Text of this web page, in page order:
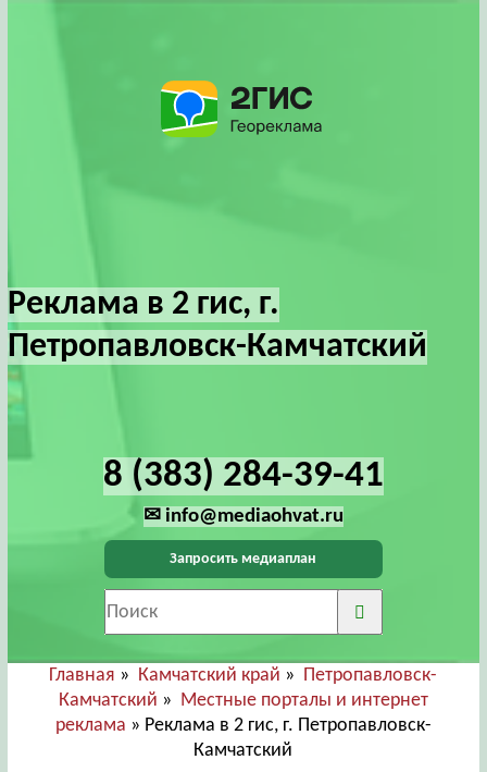
Реклама в 2 гис, г.
Петропавловск-Камчатский
8 (383) 284-39-41
✉ info@mediaohvat.ru
Запросить медиаплан
Главная » Камчатский край » Петропавловск-
Камчатский » Местные порталы и интернет
реклама » Реклама в 2 гис, г. Петропавловск-
Камчатский